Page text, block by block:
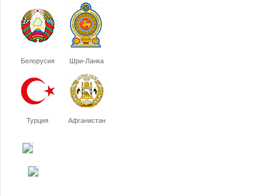
Белорусия Шри-Ланка
Турция Афганистан